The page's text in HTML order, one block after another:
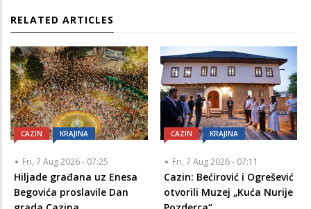
RELATED ARTICLES
CAZIN KRAJINA
Fri, 7 Aug 2026 - 07:25
Hiljade građana uz Enesa
Begovića proslavile Dan
CAZIN KRAJINA
Fri, 7 Aug 2026 - 07:11
Cazin: Bećirović i Ogrešević
otvorili Muzej „Kuća Nurije